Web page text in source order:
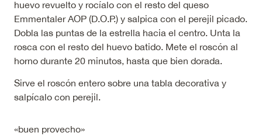
huevo revuelto y rocíalo con el resto del queso
Emmentaler AOP (D.O.P.) y salpica con el perejil picado.
Dobla las puntas de la estrella hacia el centro. Unta la
rosca con el resto del huevo batido. Mete el roscón al
horno durante 20 minutos, hasta que bien dorada.
Sirve el roscón entero sobre una tabla decorativa y
salpícalo con perejil.
«buen provecho»